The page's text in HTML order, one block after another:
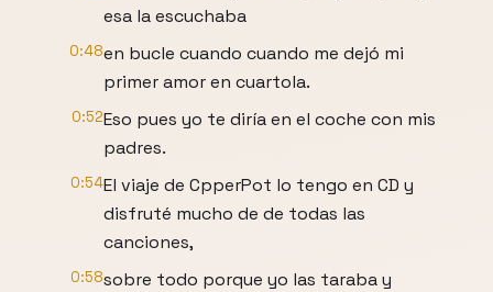
esa la escuchaba
0:48en bucle cuando cuando me dejó mi
primer amor en cuartola.
0:52Eso pues yo te diría en el coche con mis
padres.
0:54El viaje de CpperPot lo tengo en CD y
disfruté mucho de de todas las
canciones,
0:58sobre todo porque yo las taraba y